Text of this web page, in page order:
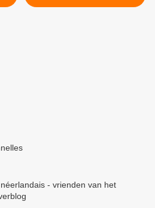
provincie West-Vlaanderen
- vrienden van het